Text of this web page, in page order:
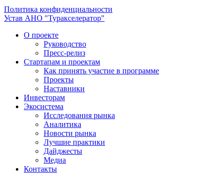
Политика конфиденциальности
Устав АНО "Туракселератор"
О проекте
Руководство
Пресс-релиз
Стартапам и проектам
Как принять участие в программе
Проекты
Наставники
Инвесторам
Экосистема
Исследования рынка
Аналитика
Новости рынка
Лучшие практики
Дайджесты
Медиа
Контакты